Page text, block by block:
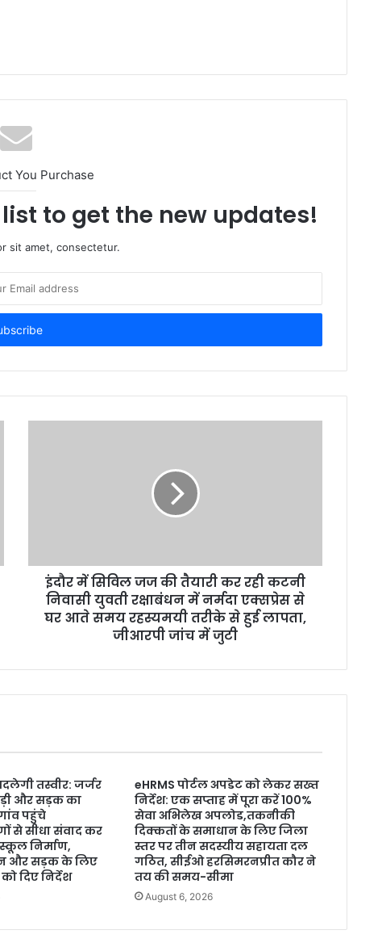
You Purchase
to get the new updates!
sit amet, consectetur.
इंदौर में सिविल जज की तैयारी कर रही कटनी
निवासी युवती रक्षाबंधन में नर्मदा एक्सप्रेस से
घर आते समय रहस्यमयी तरीके से हुई लापता,
जीआरपी जांच में जुटी
तस्वीर: जर्जर
और सड़क का
पहुंचे
से सीधा संवाद कर
निर्माण,
और सड़क के लिए
दिए निर्देश
eHRMS पोर्टल अपडेट को लेकर सख्त
निर्देश: एक सप्ताह में पूरा करें 100%
सेवा अभिलेख अपलोड,तकनीकी
दिक्कतों के समाधान के लिए जिला
स्तर पर तीन सदस्यीय सहायता दल
गठित, सीईओ हरसिमरनप्रीत कौर ने
तय की समय-सीमा
August 6, 2026